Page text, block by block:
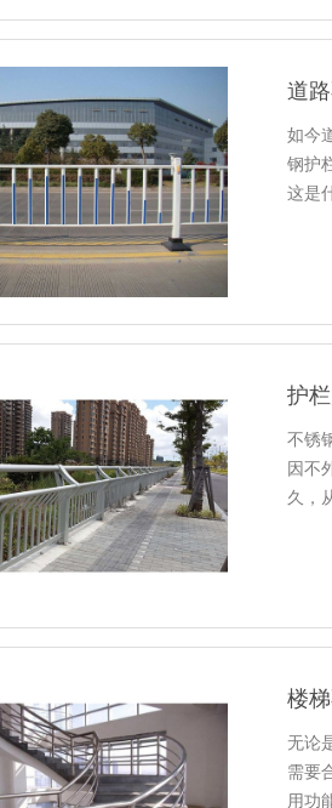
道
如今
钢护
这是
护
不锈
因不
久，
楼
无论
需要
用功